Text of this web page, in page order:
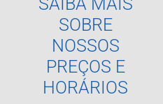
SOBRE
NOSSOS
PREÇOS E
HORÁRIOS